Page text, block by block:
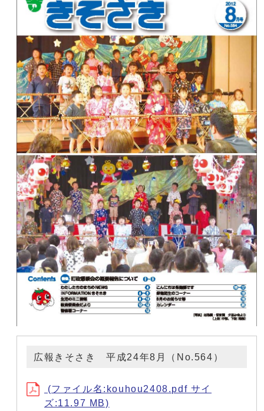
広報きそさき 平成24年8月（No.564）
(ファイル名:kouhou2408.pdf サイ
ズ:11.97 MB)